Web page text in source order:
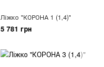
Ліжко "КОРОНА 1 (1,4)"
5 781 грн